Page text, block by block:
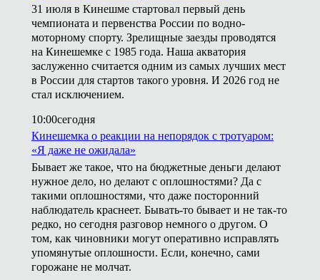
31 июля в Кинешме стартовал первый день
чемпионата и первенства России по водно-
моторному спорту. Зрелищные заезды проводятся
на Кинешемке с 1985 года. Наша акватория
заслуженно считается одним из самых лучших мест
в России для стартов такого уровня. И 2026 год не
стал исключением.
10:00сегодня
Кинешемка о реакции на непорядок с тротуаром:
«Я даже не ожидала»
Бывает же такое, что на бюджетные деньги делают
нужное дело, но делают с оплошностями? Да с
такими оплошностями, что даже посторонний
наблюдатель краснеет. Бывать-то бывает и не так-то
редко, но сегодня разговор немного о другом. О
том, как чиновники могут оперативно исправлять
упомянутые оплошности. Если, конечно, сами
горожане не молчат.